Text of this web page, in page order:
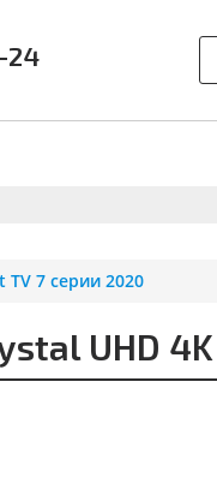
24
TV 7 серии 2020
UHD